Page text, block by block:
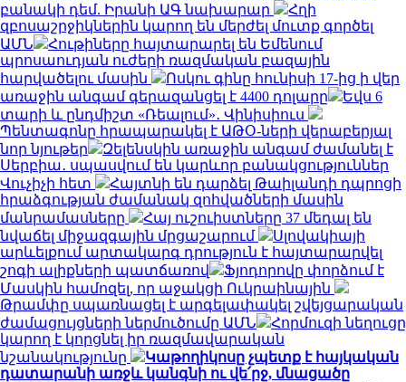
բանակի դեմ. Իրանի ԱԳ նախարար
Հղի
զբոսաշրջիկներին կարող են մերժել մուտք գործել
ԱՄՆ
Հութիները հայտարարել են Եմենում
պրոսաուդյան ուժերի ռազմական բազային
հարվածելու մասին
Ոսկու գինը հունիսի 17-ից ի վեր
առաջին անգամ գերազանցել է 4400 դոլարը
Եվս 6
տարի և ընդմիշտ «Ռեալում»․ Վինիսիուս
Պենտագոնը հրապարակել է ԱԹՕ-ների վերաբերյալ
նոր նյութեր
Զելենսկին առաջին անգամ ժամանել է
Սերբիա․ սպասվում են կարևոր բանակցություններ
Վուչիչի հետ
Հայտնի են դարձել Թաիլանդի դպրոցի
հրաձգության ժամանակ զոհվածների մասին
մանրամասները
Հայ ուշուիստները 37 մեդալ են
նվաճել միջազգային մրցաշարում
Սլովակիայի
արևելքում արտակարգ դրություն է հայտարարվել
շոգի ալիքների պատճառով
Ֆյոդորովը փորձում է
Մասկին համոզել, որ աջակցի Ուկրաինային
Թրամփը սպառնացել է արգելափակել շվեյցարական
ժամացույցների ներմուծումը ԱՄՆ
Հորմուզի նեղուցը
կարող է կորցնել իր ռազմավարական
նշանակությունը
Կաթողիկոսը չպետք է հայկական
դատարանի առջև կանգնի ու վե՛րջ, մնացածը